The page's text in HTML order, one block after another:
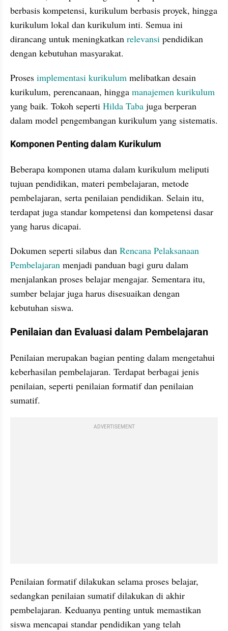
berbasis kompetensi, kurikulum berbasis proyek, hingga
kurikulum lokal dan kurikulum inti. Semua ini
dirancang untuk meningkatkan relevansi pendidikan
dengan kebutuhan masyarakat.
Proses implementasi kurikulum melibatkan desain
kurikulum, perencanaan, hingga manajemen kurikulum
yang baik. Tokoh seperti Hilda Taba juga berperan
dalam model pengembangan kurikulum yang sistematis.
Komponen Penting dalam Kurikulum
Beberapa komponen utama dalam kurikulum meliputi
tujuan pendidikan, materi pembelajaran, metode
pembelajaran, serta penilaian pendidikan. Selain itu,
terdapat juga standar kompetensi dan kompetensi dasar
yang harus dicapai.
Dokumen seperti silabus dan Rencana Pelaksanaan
Pembelajaran menjadi panduan bagi guru dalam
menjalankan proses belajar mengajar. Sementara itu,
sumber belajar juga harus disesuaikan dengan
kebutuhan siswa.
Penilaian dan Evaluasi dalam Pembelajaran
Penilaian merupakan bagian penting dalam mengetahui
keberhasilan pembelajaran. Terdapat berbagai jenis
penilaian, seperti penilaian formatif dan penilaian
sumatif.
ADVERTISEMENT
Penilaian formatif dilakukan selama proses belajar,
sedangkan penilaian sumatif dilakukan di akhir
pembelajaran. Keduanya penting untuk memastikan
siswa mencapai standar pendidikan yang telah